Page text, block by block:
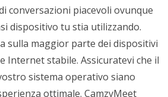
conversazioni piacevoli ovunque
dispositivo tu stia utilizzando.
sulla maggior parte dei dispositivi
Internet stabile. Assicuratevi che il
sistema operativo siano
ottimale. CamzyMeet